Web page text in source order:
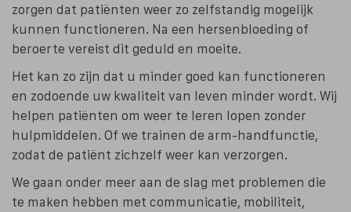
zorgen dat patiënten weer zo zelfstandig mogelijk
kunnen functioneren. Na een hersenbloeding of
beroerte vereist dit geduld en moeite.
Het kan zo zijn dat u minder goed kan functioneren
en zodoende uw kwaliteit van leven minder wordt. Wij
helpen patiënten om weer te leren lopen zonder
hulpmiddelen. Of we trainen de arm-handfunctie,
zodat de patiënt zichzelf weer kan verzorgen.
We gaan onder meer aan de slag met problemen die
te maken hebben met communicatie, mobiliteit,